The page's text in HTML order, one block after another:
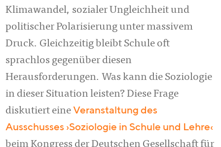
Klimawandel, sozialer Ungleichheit und
politischer Polarisierung unter massivem
Druck. Gleichzeitig bleibt Schule oft
sprachlos gegenüber diesen
Herausforderungen. Was kann die Soziologie
in dieser Situation leisten? Diese Frage
diskutiert eine Veranstaltung des
Ausschusses ›Soziologie in Schule und Lehre‹
beim Kongress der Deutschen Gesellschaft für